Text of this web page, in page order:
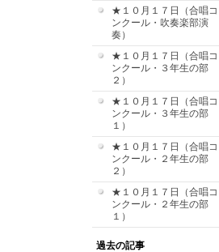
★１０月１７日（合唱コ
ンクール・吹奏楽部演
奏）
★１０月１７日（合唱コ
ンクール・３年生の部
２）
★１０月１７日（合唱コ
ンクール・３年生の部
１）
★１０月１７日（合唱コ
ンクール・２年生の部
２）
★１０月１７日（合唱コ
ンクール・２年生の部
１）
過去の記事